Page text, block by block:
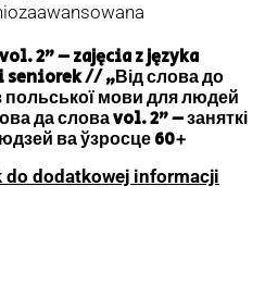
2” – zajęcia z języka
// „Від слова до
польської мови для людей
да слова vol. 2” – заняткі
ва ўзросце 60+
do dodatkowej informacji